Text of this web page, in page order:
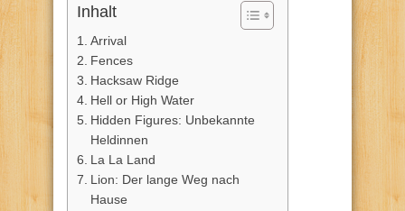
Inhalt
Arrival
Fences
Hacksaw Ridge
Hell or High Water
Hidden Figures: Unbekannte
Heldinnen
La La Land
Lion: Der lange Weg nach
Hause